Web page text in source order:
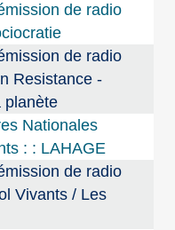
de radio
de radio
Resistance -
planète
Nationales
: : LAHAGE
de radio
Vivants / Les